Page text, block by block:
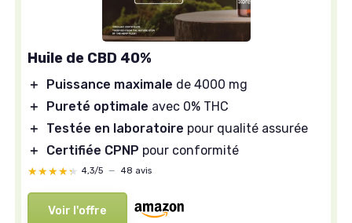
Huile de CBD 40%
＋ Puissance maximale de 4000 mg
＋
Pureté optimale avec 0% THC
＋
Testée en laboratoire pour qualité assurée
＋
Certifiée CPNP pour conformité
★★★★★
★★★★★ 4,3/5 — 48 avis
Voir l'offre